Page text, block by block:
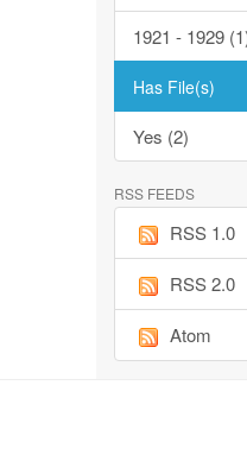
1921 - 1929
Has File(s)
Yes (2)
RSS FEEDS
RSS 1.0
RSS 2.0
Atom